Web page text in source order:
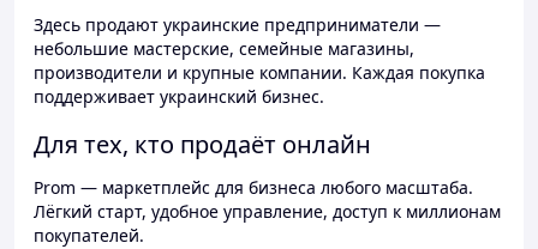
Здесь продают украинские предприниматели —
небольшие мастерские, семейные магазины,
производители и крупные компании. Каждая покупка
поддерживает украинский бизнес.
Для тех, кто продаёт онлайн
Prom — маркетплейс для бизнеса любого масштаба.
Лёгкий старт, удобное управление, доступ к миллионам
покупателей.